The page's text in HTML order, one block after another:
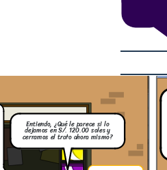
Entiendo, ¿Qué le parece si lo
dejamos en S/. 120.00 soles y
cerramos el trato ahora mismo?